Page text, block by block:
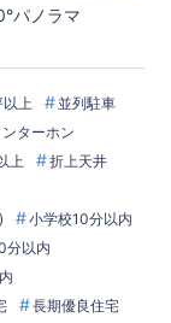
上
並列駐車
ターホン
上
折上天井
小学校10分以内
分以内
長期優良住宅
パノラマ